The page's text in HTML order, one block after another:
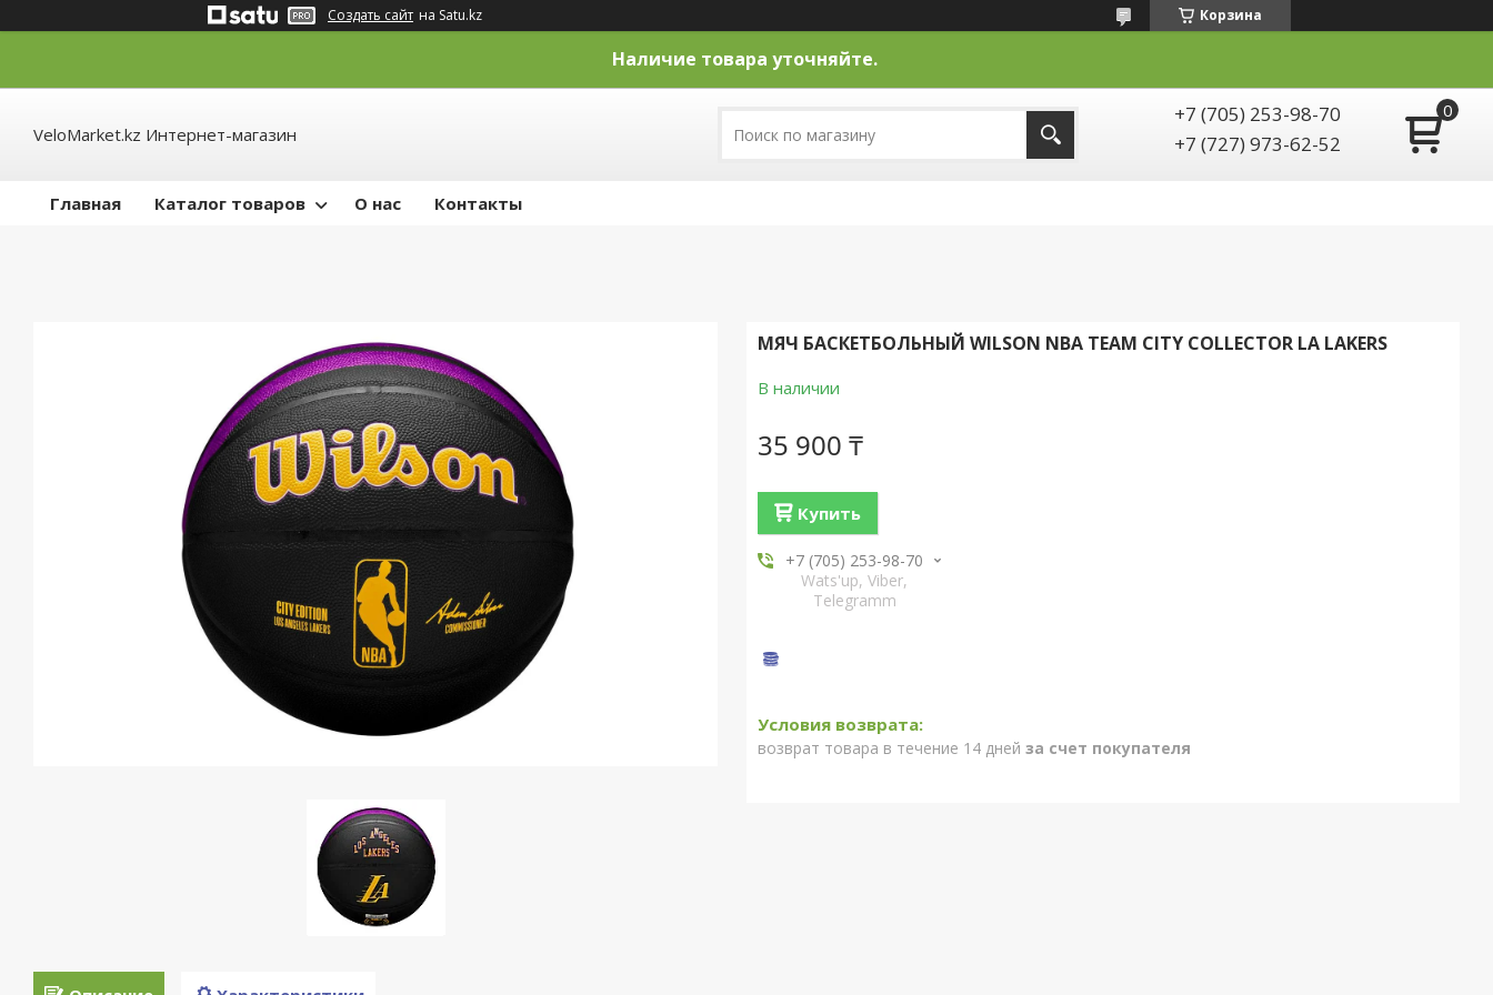
Создать сайт на Satu.kz Корзина
Наличие товара уточняйте.
VeloMarket.kz Интернет-магазин
+7 (705) 253-98-70
+7 (727) 973-62-52
Главная Каталог товаров О нас Контакты
МЯЧ БАСКЕТБОЛЬНЫЙ WILSON NBA TEAM CITY COLLECTOR LA LAKERS
В наличии
35 900 ₸
Купить
+7 (705) 253-98-70
Wats'up, Viber,
Telegramm
возврат товара в течение 14 дней за счет покупателя